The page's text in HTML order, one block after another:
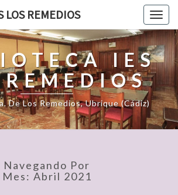
LOS REMEDIOS
IES
REMEDIOS
De Los Remedios, Ubrique (Cádiz)
Navegando Por
Mes: Abril 2021